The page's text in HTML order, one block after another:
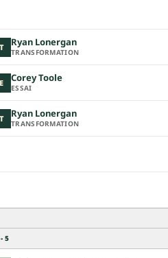
T Ryan Lonergan
TRANSFORMATION
E Corey Toole
ESSAI
T Ryan Lonergan
TRANSFORMATION
5